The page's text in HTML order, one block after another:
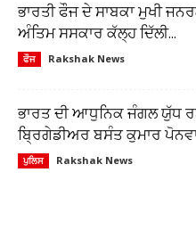
ਭਾਰਤੀ ਫੌਜ ਦੇ ਸਾਬਕਾ ਮੁਖੀ
ਅੰਤਿਮ ਸਸਕਾਰ ਕੱਲ੍ਹ ਦਿੱਲੀ...
ਫੌਜ Rakshak News
ਭਾਰਤ ਦੀ ਆਧੁਨਿਕ ਜੰਗਲ ਯੁੱਧ
ਬ੍ਰਿਗੇਡੀਅਰ ਬਸੰਤ ਕੁਮਾਰ
ਪੁਲਿਸ Rakshak News